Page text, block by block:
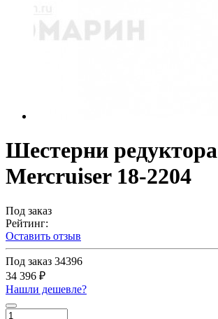
Шестерни редуктора
Mercruiser 18-2204
Под заказ
Рейтинг:
Оставить отзыв
Под заказ 34396
34 396 ₽
Нашли дешевле?